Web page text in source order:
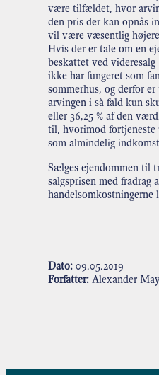
være tilfældet, hvor
den pris der kan opnås
vil være væsentlig
Hvis der er tale om en
beskattet ved
ikke har fungeret som
sommerhus, og derfor
arvingen i så fald kun
eller 36,25 % af den
til, hvorimod fortjeneste
som almindelig
Sælges ejendommen til
salgsprisen med fradrag
handelsomkostningerne
Dato: 09.05.2019
Forfatter: Alexander